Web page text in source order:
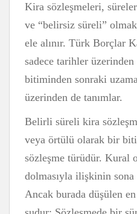
Kira sözleşmeleri,
ve “belirsiz süreli”
ele alınır. Türk Borçlar
sadece tarihler
bitiminden sonraki
üzerinden de tanımlar.
Belirli süreli kira
veya örtülü olarak bir
sözleşme türüdür. Kural
dolmasıyla ilişkinin
Ancak burada düşülen